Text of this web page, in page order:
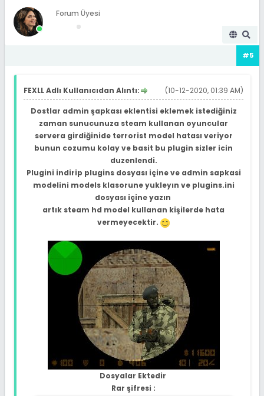
Forum Üyesi
#5
(10-12-2020, 01:39 AM)
FEXLL Adlı Kullanıcıdan Alıntı:
Dostlar admin şapkası eklentisi eklemek istediğiniz
zaman sunucunuza steam kullanan oyuncular
servera girdiğinide terrorist model hatası veriyor
bunun cozumu kolay ve basit bu plugin sizler icin
duzenlendi.
Plugini indirip plugins dosyası içine ve admin sapkasi
modelini models klasorune yukleyın ve plugins.ini
dosyası içine yazın
artık steam hd model kullanan kişilerde hata
vermeyecektir.
Dosyalar Ektedir
Rar şifresi :